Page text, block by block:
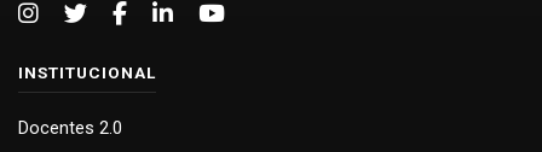
INSTITUCIONAL
Docentes 2.0